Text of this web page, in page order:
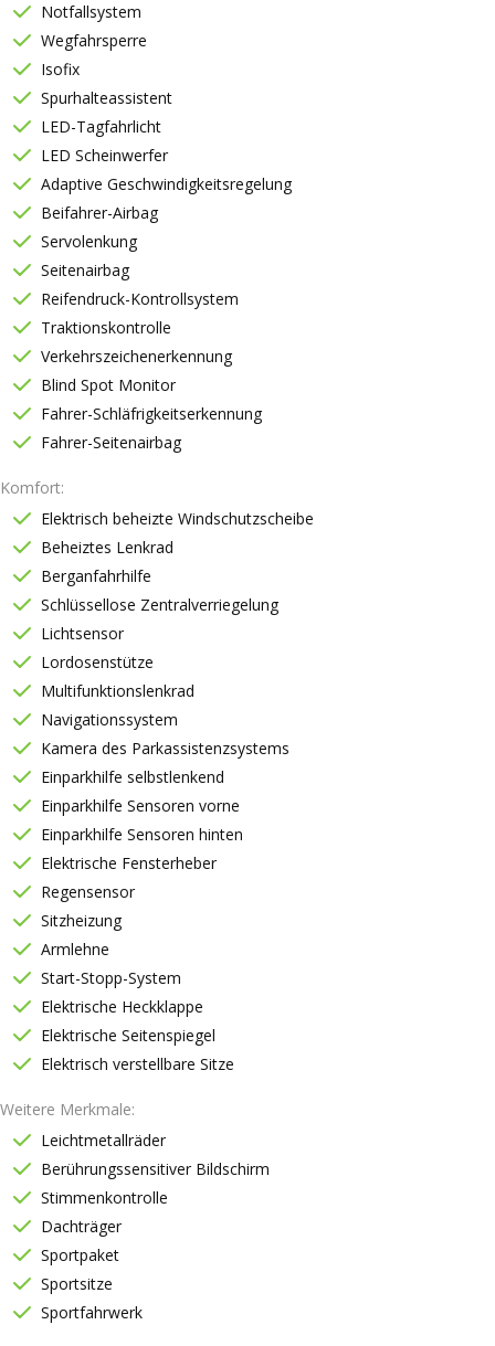
Notfallsystem
Wegfahrsperre
Isofix
Spurhalteassistent
LED-Tagfahrlicht
LED Scheinwerfer
Adaptive Geschwindigkeitsregelung
Beifahrer-Airbag
Servolenkung
Seitenairbag
Reifendruck-Kontrollsystem
Traktionskontrolle
Verkehrszeichenerkennung
Blind Spot Monitor
Fahrer-Schläfrigkeitserkennung
Fahrer-Seitenairbag
Komfort
Elektrisch beheizte Windschutzscheibe
Beheiztes Lenkrad
Berganfahrhilfe
Schlüssellose Zentralverriegelung
Lichtsensor
Lordosenstütze
Multifunktionslenkrad
Navigationssystem
Kamera des Parkassistenzsystems
Einparkhilfe selbstlenkend
Einparkhilfe Sensoren vorne
Einparkhilfe Sensoren hinten
Elektrische Fensterheber
Regensensor
Sitzheizung
Armlehne
Start-Stopp-System
Elektrische Heckklappe
Elektrische Seitenspiegel
Elektrisch verstellbare Sitze
Weitere Merkmale
Leichtmetallräder
Berührungssensitiver Bildschirm
Stimmenkontrolle
Dachträger
Sportpaket
Sportsitze
Sportfahrwerk